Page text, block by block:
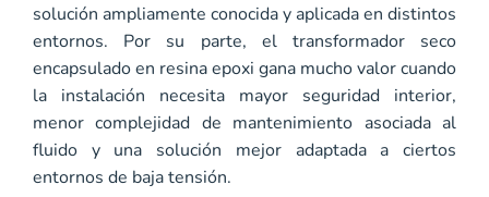
solución ampliamente conocida y aplicada en distintos
entornos. Por su parte, el transformador seco
encapsulado en resina epoxi gana mucho valor cuando
la instalación necesita mayor seguridad interior,
menor complejidad de mantenimiento asociada al
fluido y una solución mejor adaptada a ciertos
entornos de baja tensión.